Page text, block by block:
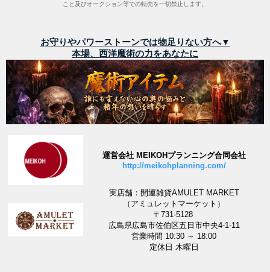
こと及びオークション等での転売を一切禁止します。
お守りやパワーストーンでは物足りない方へ▼
本場、西洋魔術の力をあなたに
運営会社 MEIKOHプランニング合同会社
http://meikohplanning.com/
実店舗：開運雑貨AMULET MARKET
（アミュレットマーケット）
〒731-5128
広島県広島市佐伯区五日市中央4-1-11
営業時間 10:30 ～ 18:00
定休日 木曜日